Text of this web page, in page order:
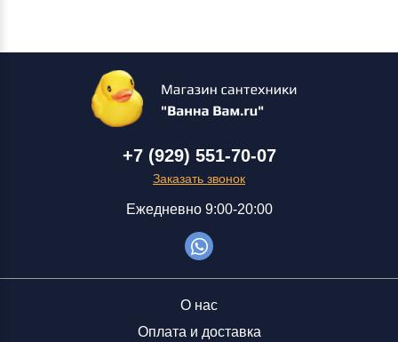
+7 (929) 551-70-07
Заказать звонок
Ежедневно 9:00-20:00
О нас
Оплата и доставка